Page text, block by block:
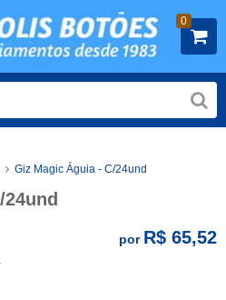
0
Giz Magic Águia - C/24und
por R$ 65,52